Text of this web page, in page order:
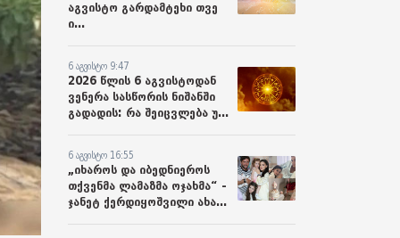
აგვისტო გარდამტეხი თვე
ი...
6 აგვისტო 9:47
2026 წლის 6 აგვისტოდან
ვენერა სასწორის ნიშანში
გადადის: რა შეიცვლება უ...
6 აგვისტო 16:55
„იხაროს და იბედნიეროს
თქვენმა ლამაზმა ოჯახმა“ -
ჯანეტ ქერდიყოშვილი ახა...